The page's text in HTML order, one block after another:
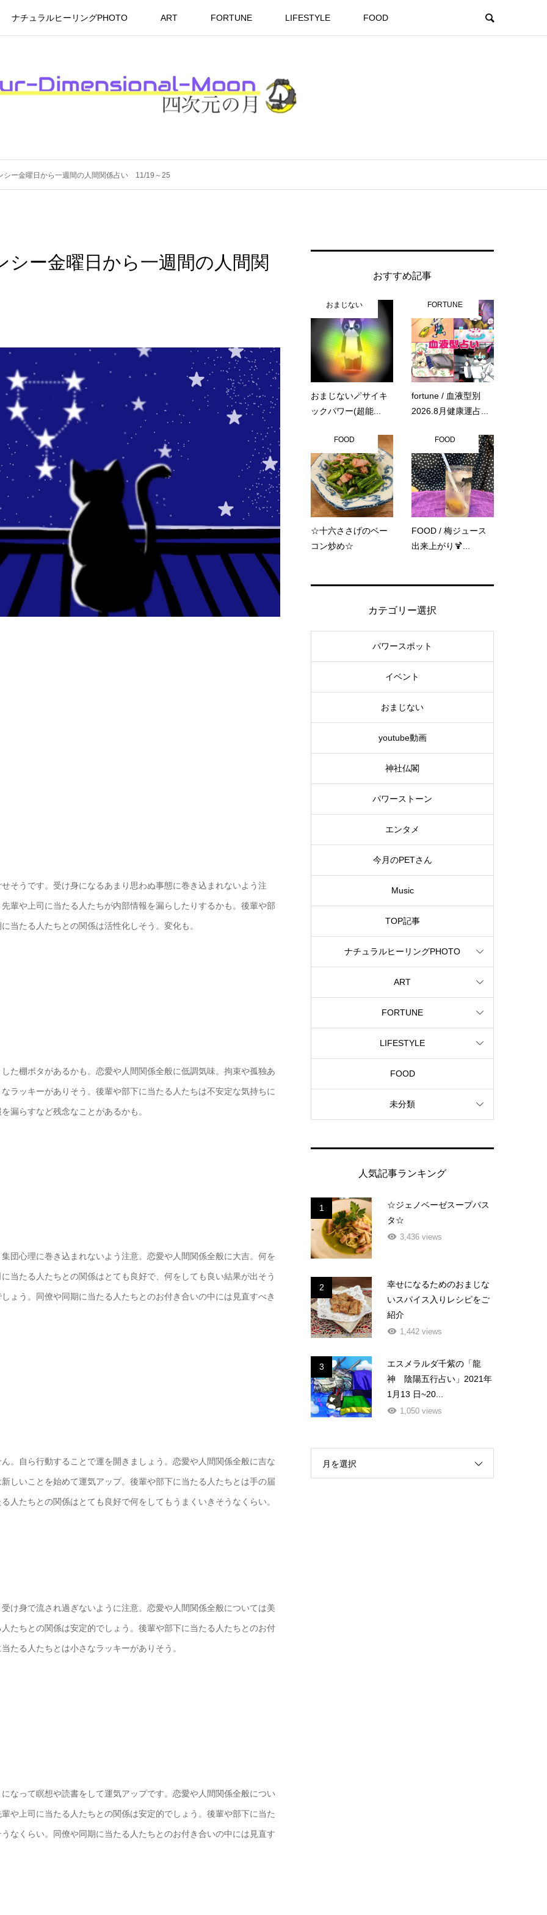
ナチュラルヒーリングPHOTO ART FORTUNE LIFESTYLE FOOD
シー金曜日から一週間の人間関係占い 11/19～25
シー金曜日から一週間の人間関
そうです。受け身になるあまり思わぬ事態に巻き込まれないよう注
輩や上司に当たる人たちが内部情報を漏らしたりするかも。後輩や部
当たる人たちとの関係は活性化しそう。変化も。
た棚ボタがあるかも。恋愛や人間関係全般に低調気味。拘束や孤独あ
ラッキーがありそう。後輩や部下に当たる人たちは不安定な気持ちに
漏らすなど残念なことがあるかも。
団心理に巻き込まれないよう注意。恋愛や人間関係全般に大吉。何を
当たる人たちとの関係はとても良好で、何をしても良い結果が出そう
ょう。同僚や同期に当たる人たちとのお付き合いの中には見直すべき
。自ら行動することで運を開きましょう。恋愛や人間関係全般に吉な
しいことを始めて運気アップ。後輩や部下に当たる人たちとは手の届
人たちとの関係はとても良好で何をしてもうまくいきそうなくらい。
け身で流され過ぎないように注意。恋愛や人間関係全般については美
たちとの関係は安定的でしょう。後輩や部下に当たる人たちとのお付
たる人たちとは小さなラッキーがありそう。
なって瞑想や読書をして運気アップです。恋愛や人間関係全般につい
や上司に当たる人たちとの関係は安定的でしょう。後輩や部下に当た
なくらい。同僚や同期に当たる人たちとのお付き合いの中には見直す
おすすめ記事
おまじない
おまじない🪄サイキ
ックパワー(超能...
FORTUNE
fortune / 血液型別
2026.8月健康運占...
FOOD
☆十六ささげのベー
コン炒め☆
FOOD
FOOD / 梅ジュース
出来上がり🍹...
カテゴリー選択
パワースポット
イベント
おまじない
youtube動画
神社仏閣
パワーストーン
エンタメ
今月のPETさん
Music
TOP記事
ナチュラルヒーリングPHOTO
ART
FORTUNE
LIFESTYLE
FOOD
未分類
人気記事ランキング
1
☆ジェノベーゼスープパス
タ☆
3,436 views
2
幸せになるためのおまじな
いスパイス入りレシピをご
紹介
1,442 views
3
エスメラルダ千紫の「龍
神 陰陽五行占い」2021年
1月13 日~20...
1,050 views
月を選択